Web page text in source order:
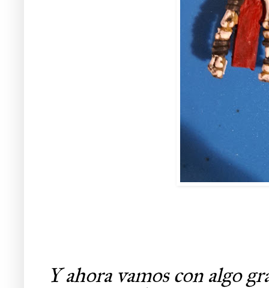
Y ahora vamos con algo